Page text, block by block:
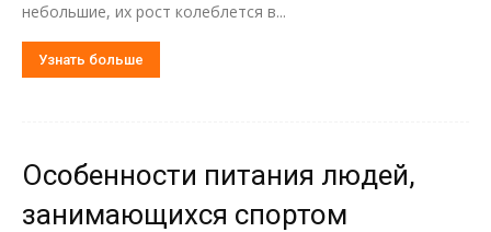
небольшие, их рост колеблется в...
Узнать больше
Особенности питания людей,
занимающихся спортом